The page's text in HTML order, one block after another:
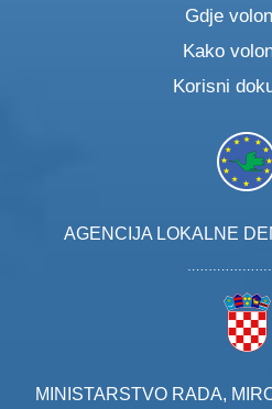
Gdje
Kako
Korisni
AGENCIJA LOKALNE
MINISTARSTVO RADA,